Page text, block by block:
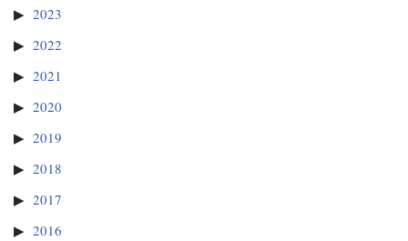
2023
2022
2021
2020
2019
2018
2017
2016